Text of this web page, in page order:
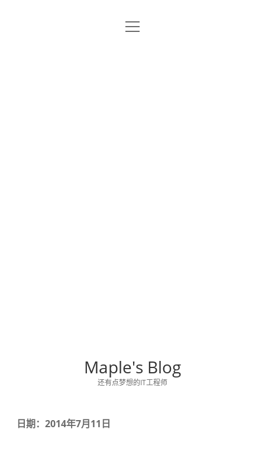
关于博主
o
Maple's Blog
还有点梦想的IT工程师
日期：2014年7月11日